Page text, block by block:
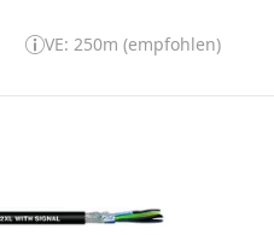
VE: 250m (empfohlen)